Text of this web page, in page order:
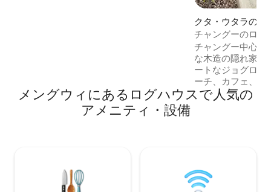
クタ・ウタラのロ
チャングーのロマ
隠れ家 - ビーチま
チャングー中心部
な木造の隠れ家、
ートなジョグロで
ーチ、カフェ、ブ
内。その後は、静
ルに戻ってくつろぎま
ームを備え、快適
気を兼ね備えています。 ユニ
メングウィにあるログハウスで人気の
アメニティ・設備